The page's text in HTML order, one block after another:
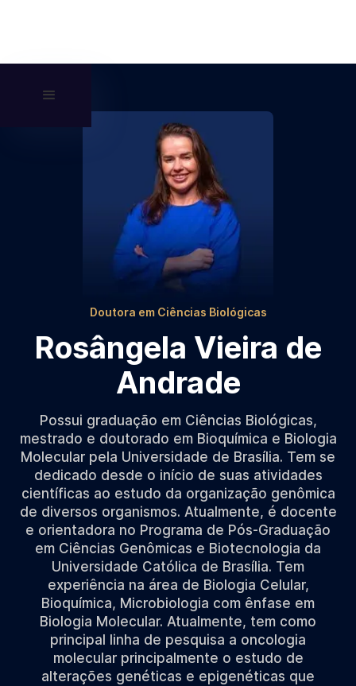
Doutora em Ciências Biológicas
Rosângela Vieira de
Andrade
Possui graduação em Ciências Biológicas,
mestrado e doutorado em Bioquímica e Biologia
Molecular pela Universidade de Brasília. Tem se
dedicado desde o início de suas atividades
científicas ao estudo da organização genômica
de diversos organismos. Atualmente, é docente
e orientadora no Programa de Pós-Graduação
em Ciências Genômicas e Biotecnologia da
Universidade Católica de Brasília. Tem
experiência na área de Biologia Celular,
Bioquímica, Microbiologia com ênfase em
Biologia Molecular. Atualmente, tem como
principal linha de pesquisa a oncologia
molecular principalmente o estudo de
alterações genéticas e epigenéticas que